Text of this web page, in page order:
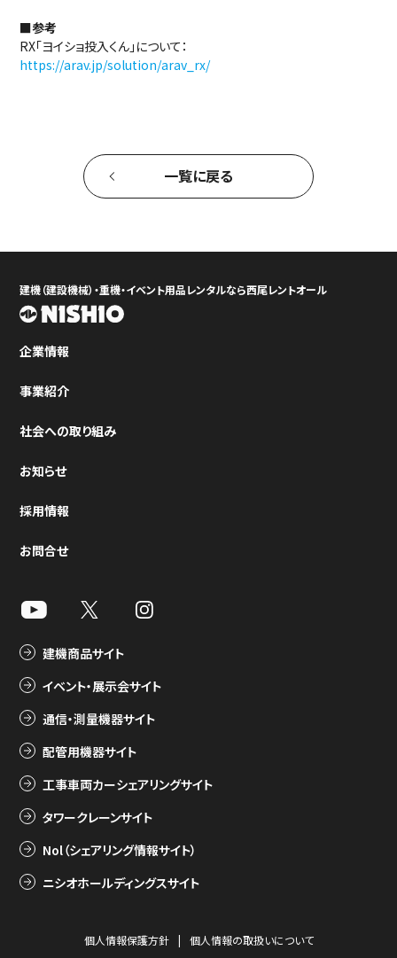
■参考
RX「ヨイショ投入くん」について：
https://arav.jp/solution/arav_rx/
一覧に戻る
建機（建設機械）・重機・イベント用品レンタルなら西尾レントオール
企業情報
事業紹介
社会への取り組み
お知らせ
採用情報
お問合せ
建機商品サイト
イベント・展示会サイト
通信・測量機器サイト
配管用機器サイト
工事車両カーシェアリングサイト
タワークレーンサイト
Nol（シェアリング情報サイト）
ニシオホールディングスサイト
個人情報保護方針 個人情報の取扱いについて